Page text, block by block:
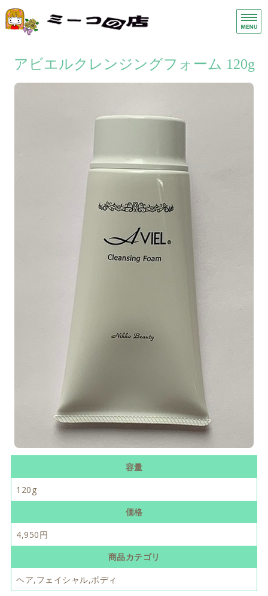
手荒れ手湿疹保湿クリーム・
ホーム
症状別
アビエルクレンジングフォーム 120g
容量
120g
価格
4,950円
商品カテゴリ
ヘア,フェイシャル,ボディ